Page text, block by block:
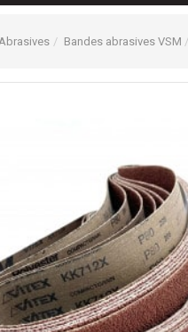
Bandes abrasives VSM